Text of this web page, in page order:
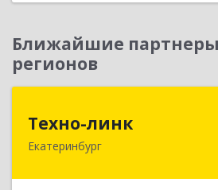
Ближайшие партнеры
регионов
Техно-линк
Екатеринбург
620000, Свердловская